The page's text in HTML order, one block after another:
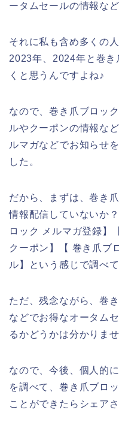
ータムセールの情報な
それに私も含め多くの
2023年、2024年と巻き
くと思うんですよね♪
なので、巻き爪ブロッ
ルやクーポンの情報な
ルマガなどでお知らせ
した。
だから、まずは、巻き
情報配信していないか
ロック メルマガ登録】
クーポン】【 巻き爪ブ
ル】という感じで調べ
ただ、残念ながら、巻
などでお得なオータム
るかどうかは分かりま
なので、今後、個人的
を調べて、巻き爪ブロ
ことができたらシェア